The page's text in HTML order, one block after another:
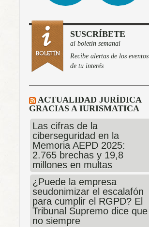
SUSCRÍBETE
al boletín semanal
Recibe alertas de los eventos
de tu interés
ACTUALIDAD JURÍDICA
GRACIAS A IURISMATICA
Las cifras de la
ciberseguridad en la
Memoria AEPD 2025:
2.765 brechas y 19,8
millones en multas
¿Puede la empresa
seudonimizar el escalafón
para cumplir el RGPD? El
Tribunal Supremo dice que
no siempre